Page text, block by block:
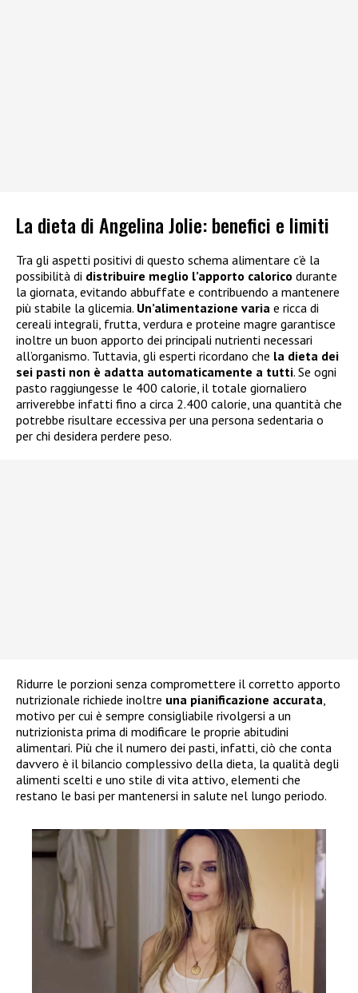
La dieta di Angelina Jolie: benefici e limiti
Tra gli aspetti positivi di questo schema alimentare c’è la
possibilità di distribuire meglio l’apporto calorico durante
la giornata, evitando abbuffate e contribuendo a mantenere
più stabile la glicemia. Un’alimentazione varia e ricca di
cereali integrali, frutta, verdura e proteine magre garantisce
inoltre un buon apporto dei principali nutrienti necessari
all’organismo. Tuttavia, gli esperti ricordano che la dieta dei
sei pasti non è adatta automaticamente a tutti. Se ogni
pasto raggiungesse le 400 calorie, il totale giornaliero
arriverebbe infatti fino a circa 2.400 calorie, una quantità che
potrebbe risultare eccessiva per una persona sedentaria o
per chi desidera perdere peso.
Ridurre le porzioni senza compromettere il corretto apporto
nutrizionale richiede inoltre una pianificazione accurata
motivo per cui è sempre consigliabile rivolgersi a un
nutrizionista prima di modificare le proprie abitudini
alimentari. Più che il numero dei pasti, infatti, ciò che conta
davvero è il bilancio complessivo della dieta, la qualità degli
alimenti scelti e uno stile di vita attivo, elementi che
restano le basi per mantenersi in salute nel lungo periodo.